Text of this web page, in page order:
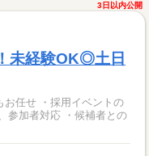
3日以内公開
未経験OK◎土日
ベントの
参加者対応 ・候補者との